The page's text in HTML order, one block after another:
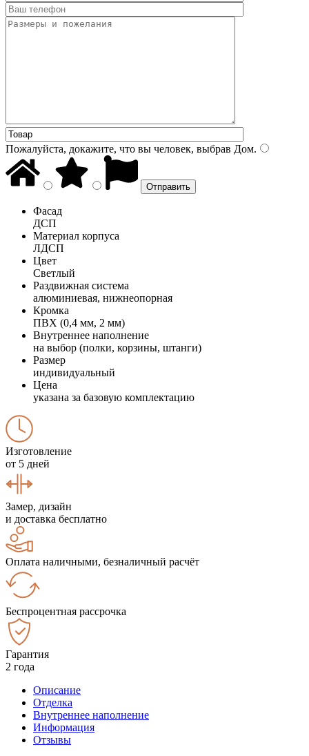
Пожалуйста, докажите, что вы человек, выбрав Дом.
Фасад
ДСП
Материал корпуса
ЛДСП
Цвет
Светлый
Раздвижная система
алюминиевая, нижнеопорная
Кромка
ПВХ (0,4 мм, 2 мм)
Внутреннее наполнение
на выбор (полки, корзины, штанги)
Размер
индивидуальный
Цена
указана за базовую комплектацию
Изготовление
от 5 дней
Замер, дизайн
и доставка бесплатно
Оплата наличными, безналичный расчёт
Беспроцентная рассрочка
Гарантия
2 года
Описание
Отделка
Внутреннее наполнение
Информация
Отзывы